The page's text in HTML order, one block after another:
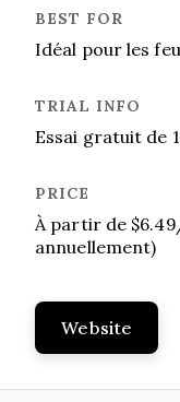
Idéal pour les
Essai gratuit de
À partir de
annuellement)
Website